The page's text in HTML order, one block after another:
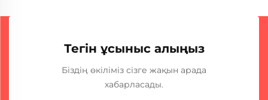
Тегін ұсыныс алыңыз
Біздің өкіліміз сізге жақын арада
хабарласады.